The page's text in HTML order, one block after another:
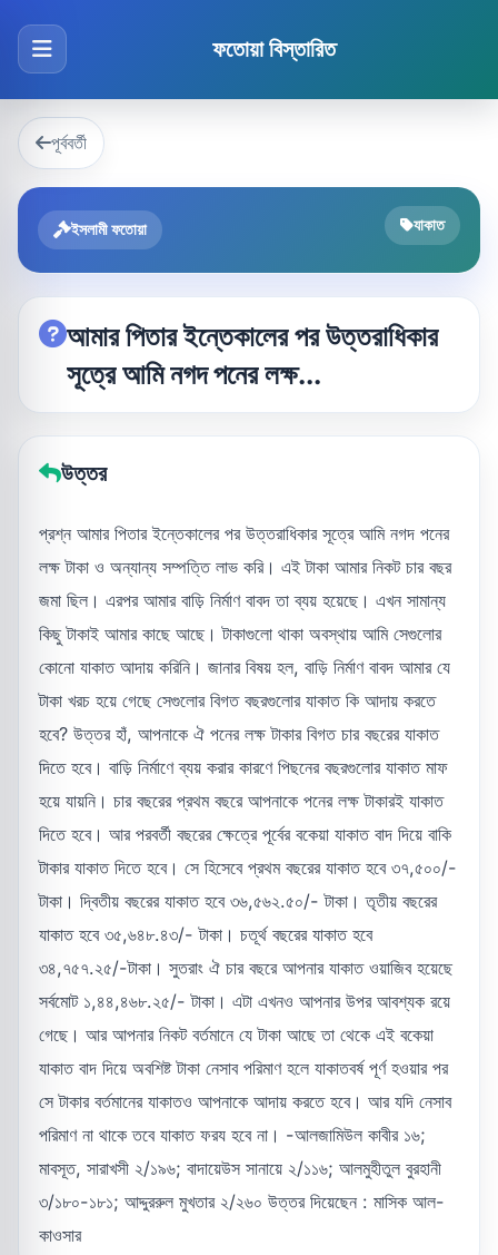
ফতোয়া বিস্তারিত
পূর্ববর্তী
ইসলামী ফতোয়া যাকাত
আমার পিতার ইন্তেকালের পর উত্তরাধিকার
সূত্রে আমি নগদ পনের লক্ষ...
উত্তর
প্রশ্ন আমার পিতার ইন্তেকালের পর উত্তরাধিকার সূত্রে আমি নগদ পনের
লক্ষ টাকা ও অন্যান্য সম্পত্তি লাভ করি। এই টাকা আমার নিকট চার বছর
জমা ছিল। এরপর আমার বাড়ি নির্মাণ বাবদ তা ব্যয় হয়েছে। এখন সামান্য
কিছু টাকাই আমার কাছে আছে। টাকাগুলো থাকা অবস্থায় আমি সেগুলোর
কোনো যাকাত আদায় করিনি। জানার বিষয় হল, বাড়ি নির্মাণ বাবদ আমার যে
টাকা খরচ হয়ে গেছে সেগুলোর বিগত বছরগুলোর যাকাত কি আদায় করতে
হবে? উত্তর হাঁ, আপনাকে ঐ পনের লক্ষ টাকার বিগত চার বছরের যাকাত
দিতে হবে। বাড়ি নির্মাণে ব্যয় করার কারণে পিছনের বছরগুলোর যাকাত মাফ
হয়ে যায়নি। চার বছরের প্রথম বছরে আপনাকে পনের লক্ষ টাকারই যাকাত
দিতে হবে। আর পরবর্তী বছরের ক্ষেত্রে পূর্বের বকেয়া যাকাত বাদ দিয়ে বাকি
টাকার যাকাত দিতে হবে। সে হিসেবে প্রথম বছরের যাকাত হবে ৩৭,৫০০/-
টাকা। দ্বিতীয় বছরের যাকাত হবে ৩৬,৫৬২.৫০/- টাকা। তৃতীয় বছরের
যাকাত হবে ৩৫,৬৪৮.৪৩/- টাকা। চতূর্থ বছরের যাকাত হবে
৩৪,৭৫৭.২৫/-টাকা। সুতরাং ঐ চার বছরে আপনার যাকাত ওয়াজিব হয়েছে
সর্বমোট ১,৪৪,৪৬৮.২৫/- টাকা। এটা এখনও আপনার উপর আবশ্যক রয়ে
গেছে। আর আপনার নিকট বর্তমানে যে টাকা আছে তা থেকে এই বকেয়া
যাকাত বাদ দিয়ে অবশিষ্ট টাকা নেসাব পরিমাণ হলে যাকাতবর্ষ পূর্ণ হওয়ার পর
সে টাকার বর্তমানের যাকাতও আপনাকে আদায় করতে হবে। আর যদি নেসাব
পরিমাণ না থাকে তবে যাকাত ফরয হবে না। -আলজামিউল কাবীর ১৬;
মাবসূত, সারাখসী ২/১৯৬; বাদায়েউস সানায়ে ২/১১৬; আলমুহীতুল বুরহানী
৩/১৮০-১৮১; আদ্দুররুল মুখতার ২/২৬০ উত্তর দিয়েছেন : মাসিক আল-
কাওসার